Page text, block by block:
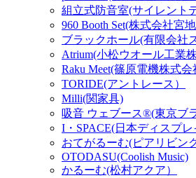
組立式防音室(サイレント
960 Booth Set(株式会社宮
ブラックホール(有限会社
Atrium(小松ウオール工業
Raku Meet(篠原電機株式会
TORIDE(アントレース）
Milli(関家具)
吸音 ウェブース®︎(東京ブ
I・SPACE(日本ディスプ
おてがるーむ(ピアリビン
OTODASU(Coolish Music)
かるーむ(松村アクア）